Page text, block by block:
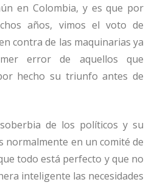
en Colombia, y es que por
años, vimos el voto de
contra de las maquinarias ya
error de aquellos que
hecho su triunfo antes de
de los políticos y su
normalmente en un comité de
todo está perfecto y que no
inteligente las necesidades